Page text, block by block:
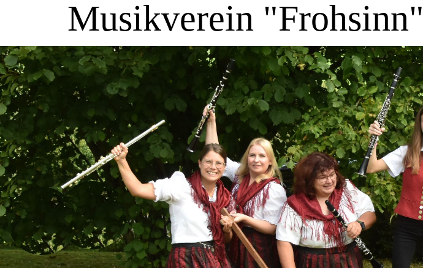
Musikverein "Frohsinn"